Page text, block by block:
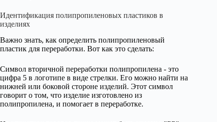
Идентификация полипропиленовых пластиков в
изделиях
Важно знать, как определить полипропиленовый
пластик для переработки. Вот как это сделать:
Символ вторичной переработки полипропилена - это
цифра 5 в логотипе в виде стрелки. Его можно найти на
нижней или боковой стороне изделий. Этот символ
говорит о том, что изделие изготовлено из
полипропилена, и помогает в переработке.